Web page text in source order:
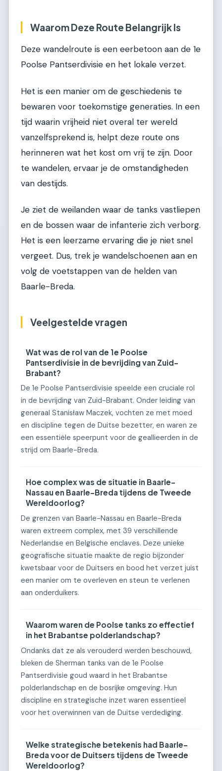
Waarom Deze Route Belangrijk Is
Deze wandelroute is een eerbetoon aan de 1e
Poolse Pantserdivisie en het lokale verzet.
Het is een manier om de geschiedenis te
bewaren voor toekomstige generaties. In een
tijd waarin vrijheid niet overal ter wereld
vanzelfsprekend is, helpt deze route ons
herinneren wat het kost om vrij te zijn. Door
te wandelen, ervaar je de omstandigheden
van destijds.
Je ziet de weilanden waar de tanks vastliepen
en de bossen waar de infanterie zich verborg.
Het is een leerzame ervaring die je niet snel
vergeet. Dus, trek je wandelschoenen aan en
volg de voetstappen van de helden van
Baarle-Breda.
Veelgestelde vragen
Wat was de rol van de 1e Poolse
Pantserdivisie in de bevrijding van Zuid-
Brabant?
De 1e Poolse Pantserdivisie speelde een cruciale rol
in de bevrijding van Zuid-Brabant. Onder leiding van
generaal Stanisław Maczek, vochten ze met moed
en discipline tegen de Duitse bezetter, en waren ze
een essentiële speerpunt voor de geallieerden in de
strijd om Baarle-Breda.
Hoe complex was de situatie in Baarle-
Nassau en Baarle-Breda tijdens de Tweede
Wereldoorlog?
De grenzen van Baarle-Nassau en Baarle-Breda
waren extreem complex, met 39 verschillende
Nederlandse en Belgische enclaves. Deze unieke
geografische situatie maakte de regio bijzonder
kwetsbaar voor de Duitsers en bood het verzet juist
een manier om te overleven en steun te verlenen
aan onderduikers.
Waarom waren de Poolse tanks zo effectief
in het Brabantse polderlandschap?
Ondanks dat ze als verouderd werden beschouwd,
bleken de Sherman tanks van de 1e Poolse
Pantserdivisie goud waard in het Brabantse
polderlandschap en de bosrijke omgeving. Hun
discipline en strategische inzet waren essentieel
voor het overwinnen van de Duitse verdediging.
Welke strategische betekenis had Baarle-
Breda voor de Duitsers tijdens de Tweede
Wereldoorlog?